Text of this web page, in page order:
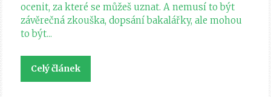
ocenit, za které se můžeš uznat. A nemusí to být
závěrečná zkouška, dopsání bakalářky, ale mohou
to být...
Celý článek